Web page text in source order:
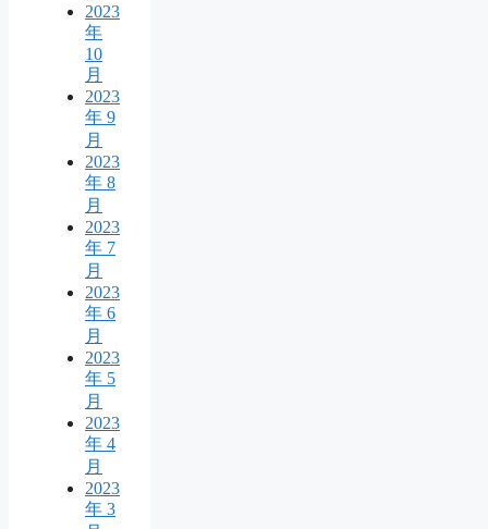
2023
年
10
月
2023
年 9
月
2023
年 8
月
2023
年 7
月
2023
年 6
月
2023
年 5
月
2023
年 4
月
2023
年 3